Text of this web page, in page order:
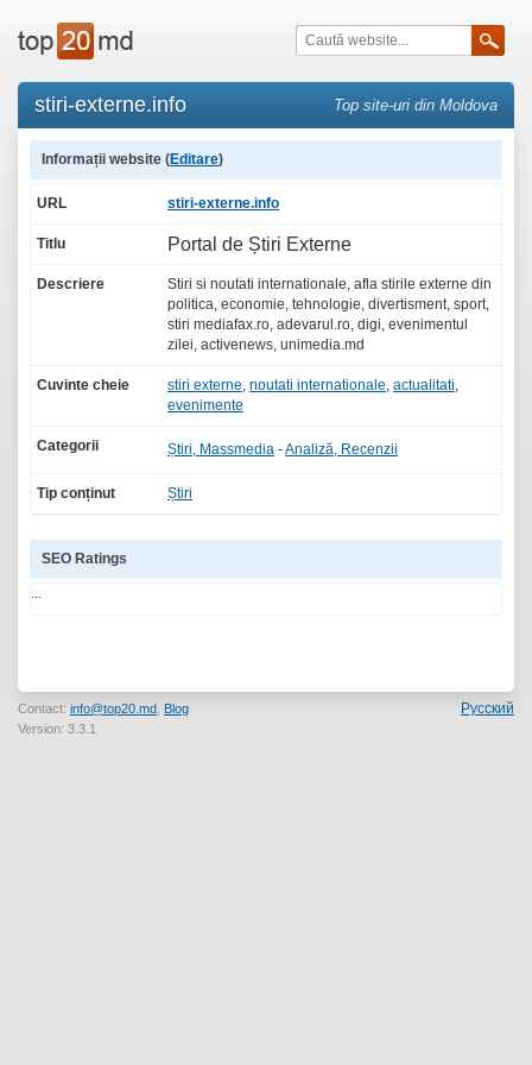
stiri-externe.info Top site-uri din Moldova
Informații website (Editare)
URL stiri-externe.info
Titlu Portal de Știri Externe
Descriere
Stiri si noutati internationale, afla stirile externe din
politica, economie, tehnologie, divertisment, sport,
stiri mediafax.ro, adevarul.ro, digi, evenimentul
zilei, activenews, unimedia.md
Cuvinte cheie stiri externe, noutati internationale, actualitati,
evenimente
Categorii Știri, Massmedia -Analiză, Recenzii
Tip conținut Știri
SEO Ratings
...
Contact: info@top20.md Blog
Version: 3.3.1
Русский